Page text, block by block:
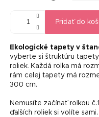
Pridať do
Ekologické tapety v
vyberte si štruktúru
roliek. Každá rolka má
rám celej tapety má
300 cm.
Nemusíte začínať rolkou
ďalších roliek si volíte sami.